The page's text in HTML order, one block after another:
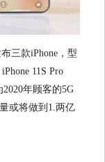
三款iPhone，型
11S Pro
年顾客的5G
或将做到1.两亿